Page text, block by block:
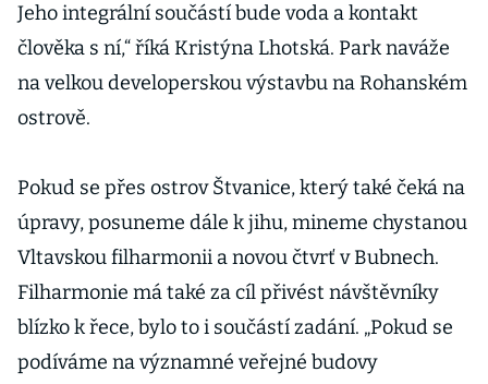
Jeho integrální součástí bude voda a kontakt
člověka s ní,“ říká Kristýna Lhotská. Park naváže
na velkou developerskou výstavbu na Rohanském
ostrově.
Pokud se přes ostrov Štvanice, který také čeká na
úpravy, posuneme dále k jihu, mineme chystanou
Vltavskou filharmonii a novou čtvrť v Bubnech.
Filharmonie má také za cíl přivést návštěvníky
blízko k řece, bylo to i součástí zadání. „Pokud se
podíváme na významné veřejné budovy